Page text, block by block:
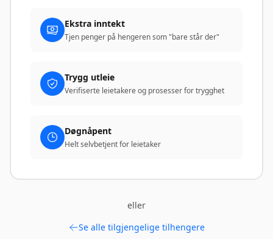
Ekstra inntekt
Tjen penger på hengeren som "bare står der"
Trygg utleie
Verifiserte leietakere og prosesser for trygghet
Døgnåpent
Helt selvbetjent for leietaker
eller
Se alle tilgjengelige tilhengere